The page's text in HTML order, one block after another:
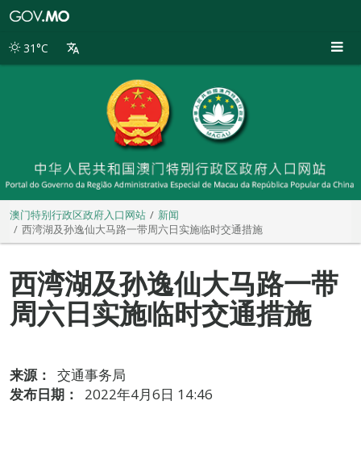
别
31°C
澳门特别行政区政府入口网站
新闻
西湾湖及孙逸仙大马路一带周六日实施临时交通措施
西湾湖及孙逸仙大马路一带
周六日实施临时交通措施
来源：
交通事务局
发布日期：
2022年4月6日 14:46